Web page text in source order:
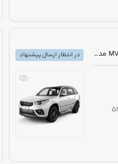
مزایده دولتی خودرو MVM-X33 NEW مدل 1394 رنگ سفید
در انتظار ارسال پیشنهاد